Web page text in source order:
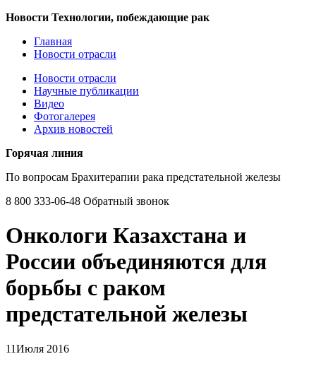
Новости Технологии, побеждающие рак
Главная
Новости отрасли
Новости отрасли
Научные публикации
Видео
Фотогалерея
Архив новостей
Горячая линия
По вопросам Брахитерапии рака предстательной железы
8 800 333-06-48 Обратный звонок
Онкологи Казахстана и
России объединяются для
борьбы с раком
предстательной железы
11Июля 2016